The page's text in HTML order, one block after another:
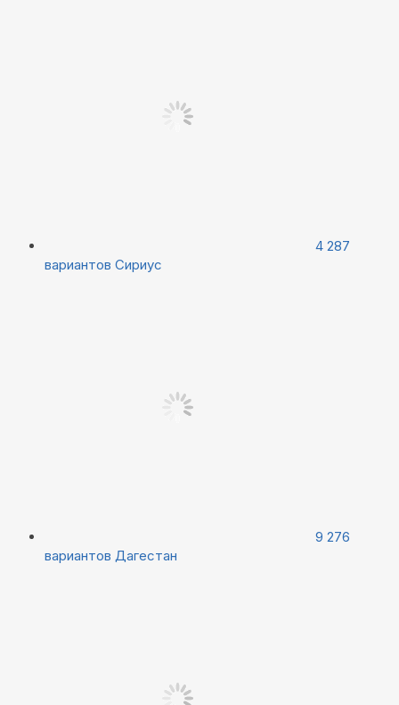
4 287
вариантов Сириус
9 276
вариантов Дагестан